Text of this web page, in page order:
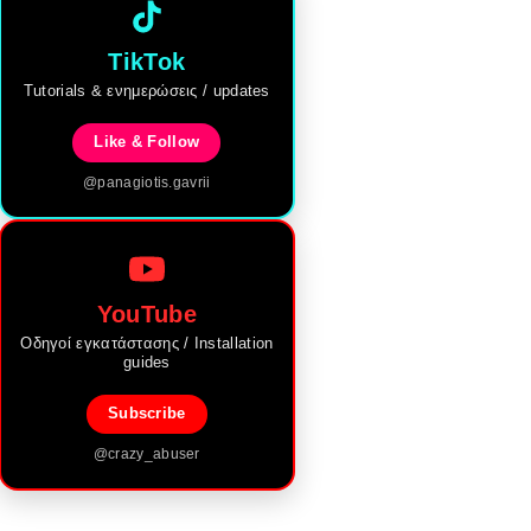
TikTok
Tutorials & ενημερώσεις / updates
Like & Follow
@panagiotis.gavrii
YouTube
Οδηγοί εγκατάστασης / Installation
guides
Subscribe
@crazy_abuser